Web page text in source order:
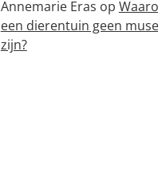
Annemarie Eras op
een dierentuin geen
zijn?